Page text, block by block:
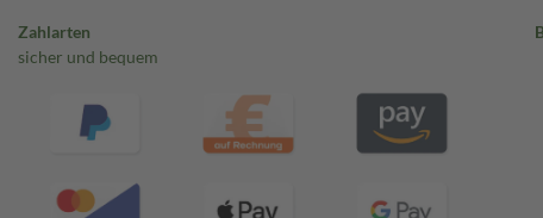
Zahlarten
sicher und bequem